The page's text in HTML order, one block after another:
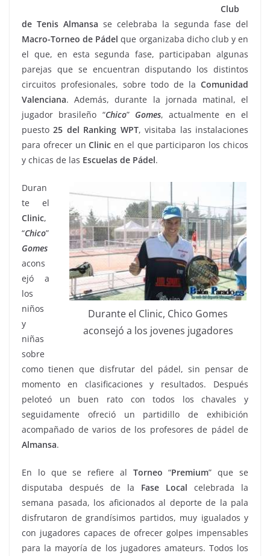
Club
de Tenis Almansa se celebraba la segunda fase del
Macro-Torneo de Pádel que organizaba dicho club y en
el que, en esta segunda fase, participaban algunas
parejas que se encuentran disputando los distintos
circuitos profesionales, sobre todo de la Comunidad
Valenciana. Además, durante la jornada matinal, el
jugador brasileño “Chico” Gomes, actualmente en el
puesto25 del Ranking WPT, visitaba las instalaciones
para ofrecer unClinic en el que participaron los chicos
y chicas de las Escuelas de Pádel.
Durante el Clinic, Chico Gomes
aconsejó a los jovenes jugadores
Duran
te el
Clinic,
“Chico”
Gomes
acons
ejó a
los
niños
y
niñas
sobre
como tienen que disfrutar del pádel, sin pensar de
momento en clasificaciones y resultados. Después
peloteó un buen rato con todos los chavales y
seguidamente ofreció un partidillo de exhibición
acompañado de varios de los profesores de pádel de
Almansa.
En lo que se refiere al Torneo “Premium” que se
disputaba después de la Fase Local celebrada la
semana pasada, los aficionados al deporte de la pala
disfrutaron de grandísimos partidos, muy igualados y
con jugadores capaces de ofrecer golpes impensables
para la mayoría de los jugadores amateurs. Todos los